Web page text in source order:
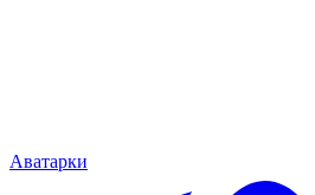
Аватарки